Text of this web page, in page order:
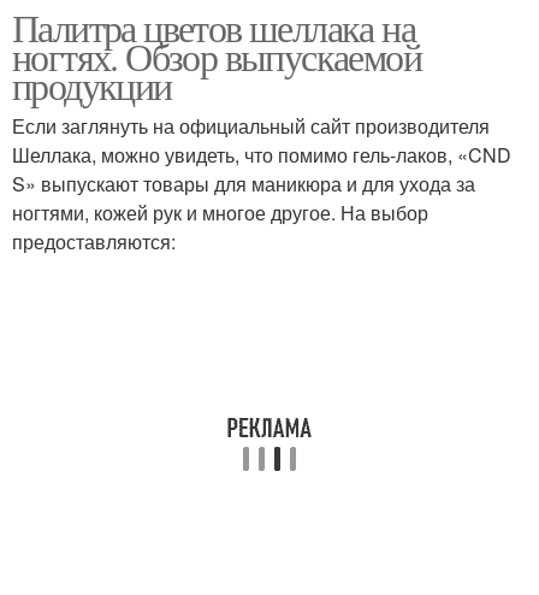
Палитра цветов шеллака на
ногтях. Обзор выпускаемой
продукции
Если заглянуть на официальный сайт производителя
Шеллака, можно увидеть, что помимо гель-лаков, «CND
S» выпускают товары для маникюра и для ухода за
ногтями, кожей рук и многое другое. На выбор
предоставляются: